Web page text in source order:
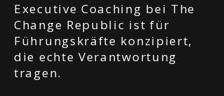
Executive Coaching bei The
Change Republic ist für
Führungskräfte konzipiert,
die echte Verantwortung
tragen.